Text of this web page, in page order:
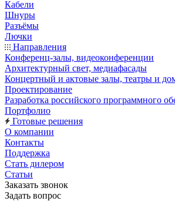
Кабели
Шнуры
Разъёмы
Лючки
Направления
Конференц-залы, видеоконференции
Архитектурный свет, медиафасады
Концертный и актовые залы, театры и
Проектирование
Разработка российского программного
Портфолио
Готовые решения
О компании
Контакты
Поддержка
Стать дилером
Статьи
Заказать звонок
Задать вопрос